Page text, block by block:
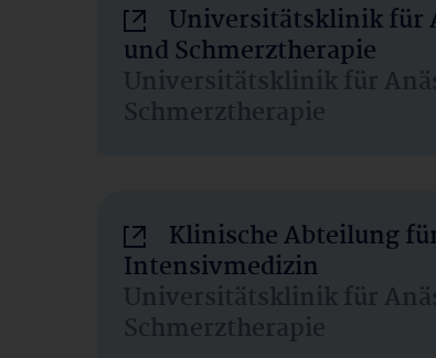
Universitätsklinik für
und Schmerztherapie
Universitätsklinik für
Schmerztherapie
Klinische Abteilung
Intensivmedizin
Universitätsklinik für
Schmerztherapie